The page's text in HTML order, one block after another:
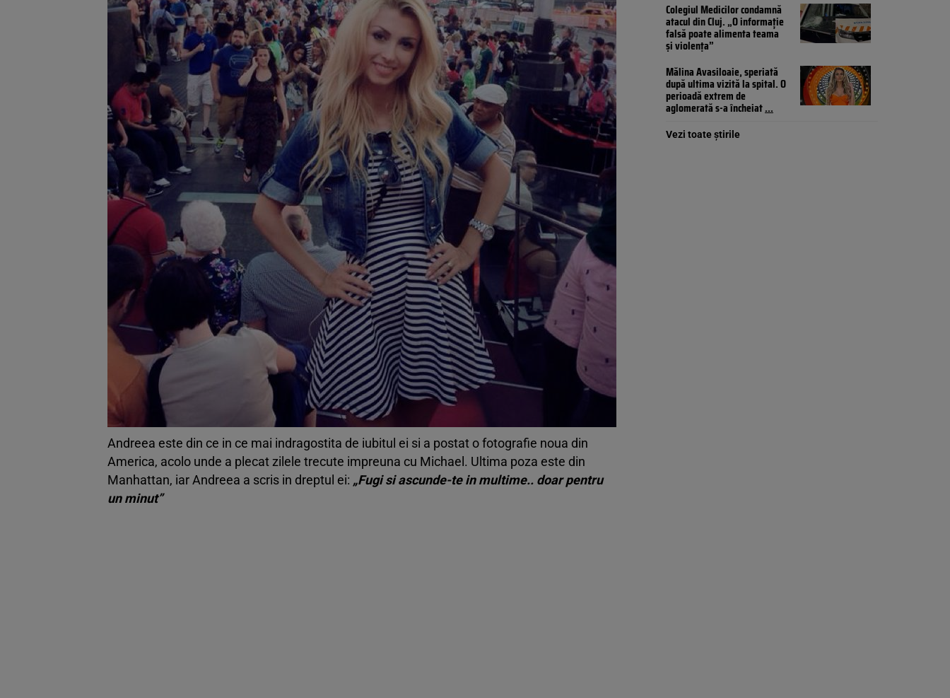
Andreea este din ce in ce mai indragostita de iubitul ei si a postat o fotografie noua din
America, acolo unde a plecat zilele trecute impreuna cu Michael. Ultima poza este din
Manhattan, iar Andreea a scris in dreptul ei: „Fugi si ascunde-te in multime.. doar pentru
un minut”
Colegiul Medicilor condamnă
atacul din Cluj. „O informație
falsă poate alimenta teama
și violența”
Mălina Avasiloaie, speriată
după ultima vizită la spital. O
perioadă extrem de
aglomerată s-a încheiat...
Vezi toate știrile